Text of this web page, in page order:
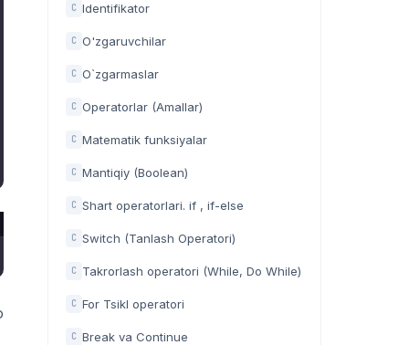
C Identifikator
C O'zgaruvchilar
C O`zgarmaslar
C Operatorlar (Amallar)
C Matematik funksiyalar
C Mantiqiy (Boolean)
C Shart operatorlari. if , if-else
C Switch (Tanlash Operatori)
C Takrorlash operatori (While, Do While)
C For Tsikl operatori
C Break va Continue